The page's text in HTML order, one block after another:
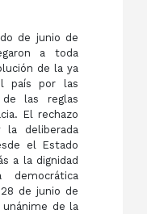
de junio de
a toda
de la ya
país por las
las reglas
El rechazo
deliberada
el Estado
a la dignidad
de junio de
de la